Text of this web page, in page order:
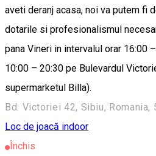
aveti deranj acasa, noi va putem fi
dotarile si profesionalismul
pana Vineri in intervalul orar 16:00
10:00 – 20:30 pe Bulevardul
supermarketul Billa).
Bd. Victoriei 42, Sibiu, Romania,
Loc de joacă indoor
Închis